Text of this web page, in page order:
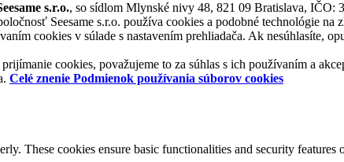
s.r.o., so sídlom Mlynské nivy 48, 821 09 Bratislava, IČO:
Seesame s.r.o. používa cookies a podobné technológie
cookies v súlade s nastavením prehliadača. Ak nesúhlasíte,
cookies, považujeme to za súhlas s ich používaním a
Celé znenie Podmienok používania súborov cookies
These cookies ensure basic functionalities and security features